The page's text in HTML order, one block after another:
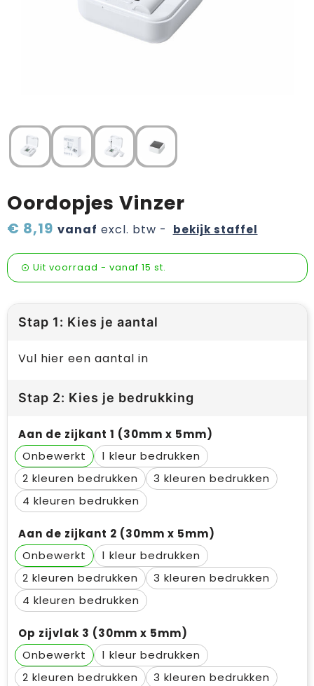
Verzorging & welness
Wijn, bier en proeverij
Zomerpakketten
Oordopjes Vinzer
€ 8,19 vanaf excl. btw - bekijk staffel
Uit voorraad - vanaf 15 st.
Stap 1: Kies je aantal
Vul hier een aantal in
Stap 2: Kies je bedrukking
Aan de zijkant 1 (30mm x 5mm)
Onbewerkt
1
2
3
4
Aan de zijkant 2 (30mm x 5mm)
Onbewerkt
1
2
3
4
Op zijvlak 3 (30mm x 5mm)
Onbewerkt
1
2
3